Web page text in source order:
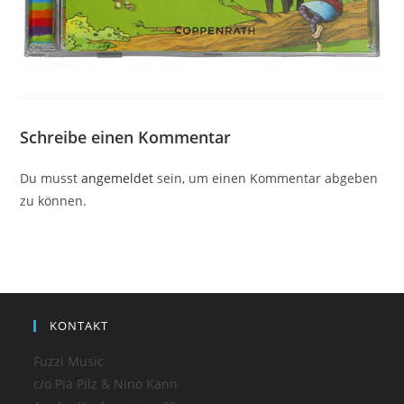
Schreibe einen Kommentar
Du musstangemeldet sein, um einen Kommentar abgeben
zu können.
KONTAKT
Fuzzi Music
c/o Pia Pilz & Nino Kann